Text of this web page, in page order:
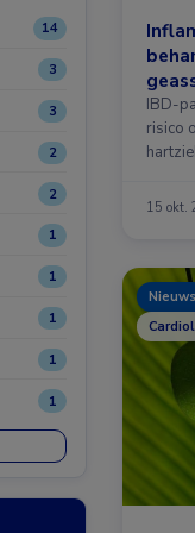
14
3
3
2
2
1
1
1
1
1
IBD-
risico
15 okt.
Nieuws